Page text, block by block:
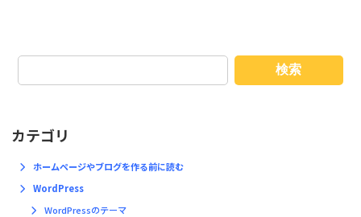
検索
カテゴリ
ホームページやブログを作る前に読む
WordPress
WordPressのテーマ